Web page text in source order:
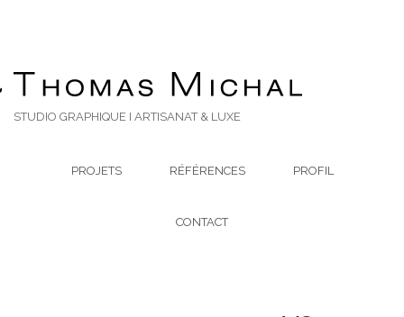
STUDIO GRAPHIQUE I ARTISANAT & LUXE
PROJETS RÉFÉRENCES PROFIL
CONTACT